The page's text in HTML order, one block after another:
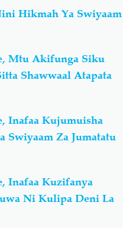
Hikmah Ya Swiyaam
Mtu Akifunga Siku
Shawwaal Atapata
Inafaa Kujumuisha
Swiyaam Za Jumatatu
Inafaa Kuzifanya
Ni Kulipa Deni La